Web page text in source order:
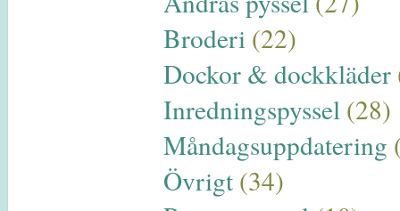
Broderi (22)
Dockor & dockkläder
Inredningspyssel (28)
Måndagsuppdatering
Övrigt (34)